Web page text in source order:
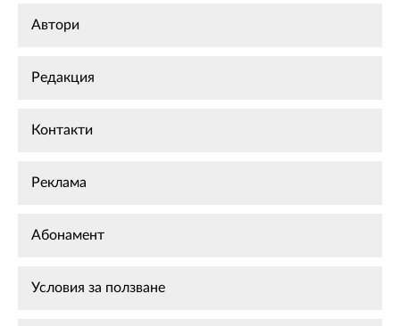
Автори
Редакция
Контакти
Реклама
Абонамент
Условия за ползване